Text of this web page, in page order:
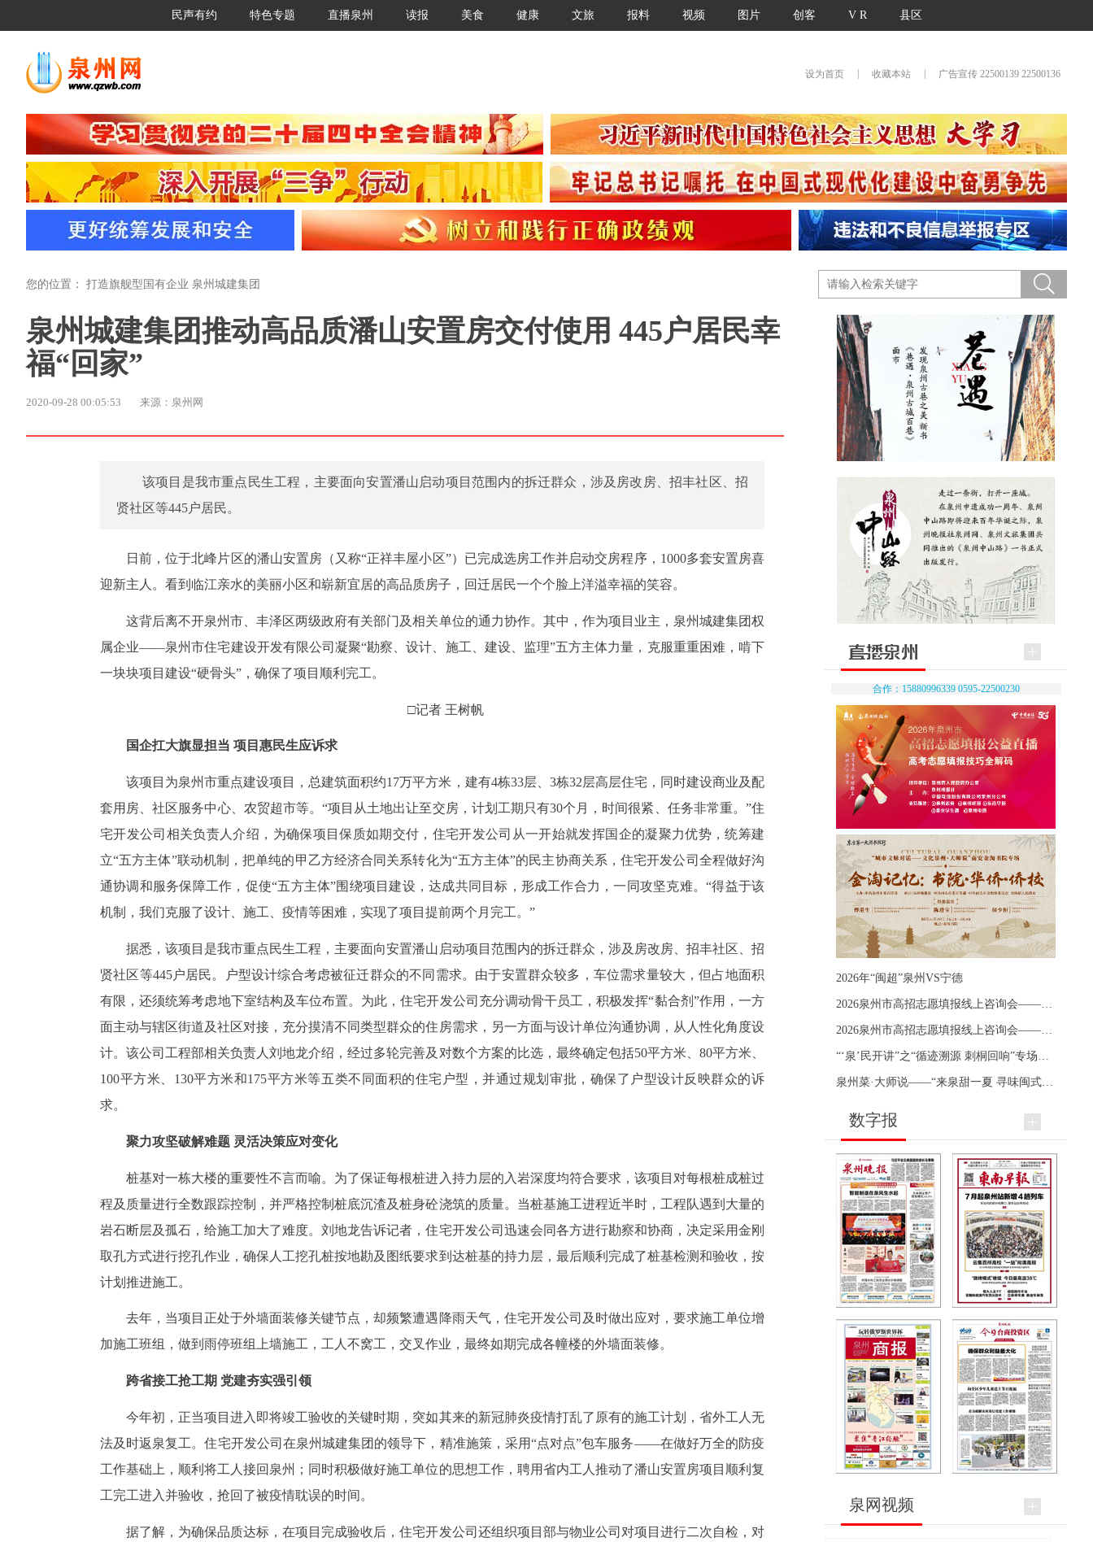
民声有约 特色专题 直播泉州 读报 美食 健康 文旅 报料 视频 图片 创客 V R 县区
设为首页 收藏本站 广告宣传 22500139 22500136
您的位置： 打造旗舰型国有企业 泉州城建集团
泉州城建集团推动高品质潘山安置房交付使用 445户居民幸
福“回家”
2020-09-28 00:05:53 来源：泉州网
该项目是我市重点民生工程，主要面向安置潘山启动项目范围内的拆迁群众，涉及房改房、招丰社区、招
贤社区等445户居民。
日前，位于北峰片区的潘山安置房（又称“正祥丰屋小区”）已完成选房工作并启动交房程序，1000多套安置房喜
迎新主人。看到临江亲水的美丽小区和崭新宜居的高品质房子，回迁居民一个个脸上洋溢幸福的笑容。
这背后离不开泉州市、丰泽区两级政府有关部门及相关单位的通力协作。其中，作为项目业主，泉州城建集团权
属企业——泉州市住宅建设开发有限公司凝聚“勘察、设计、施工、建设、监理”五方主体力量，克服重重困难，啃下
一块块项目建设“硬骨头”，确保了项目顺利完工。
□记者 王树帆
国企扛大旗显担当 项目惠民生应诉求
该项目为泉州市重点建设项目，总建筑面积约17万平方米，建有4栋33层、3栋32层高层住宅，同时建设商业及配
套用房、社区服务中心、农贸超市等。“项目从土地出让至交房，计划工期只有30个月，时间很紧、任务非常重。”住
宅开发公司相关负责人介绍，为确保项目保质如期交付，住宅开发公司从一开始就发挥国企的凝聚力优势，统筹建
立“五方主体”联动机制，把单纯的甲乙方经济合同关系转化为“五方主体”的民主协商关系，住宅开发公司全程做好沟
通协调和服务保障工作，促使“五方主体”围绕项目建设，达成共同目标，形成工作合力，一同攻坚克难。“得益于该
机制，我们克服了设计、施工、疫情等困难，实现了项目提前两个月完工。”
据悉，该项目是我市重点民生工程，主要面向安置潘山启动项目范围内的拆迁群众，涉及房改房、招丰社区、招
贤社区等445户居民。户型设计综合考虑被征迁群众的不同需求。由于安置群众较多，车位需求量较大，但占地面积
有限，还须统筹考虑地下室结构及车位布置。为此，住宅开发公司充分调动骨干员工，积极发挥“黏合剂”作用，一方
面主动与辖区街道及社区对接，充分摸清不同类型群众的住房需求，另一方面与设计单位沟通协调，从人性化角度设
计。该公司工程部相关负责人刘地龙介绍，经过多轮完善及对数个方案的比选，最终确定包括50平方米、80平方米、
100平方米、130平方米和175平方米等五类不同面积的住宅户型，并通过规划审批，确保了户型设计反映群众的诉
求。
聚力攻坚破解难题 灵活决策应对变化
桩基对一栋大楼的重要性不言而喻。为了保证每根桩进入持力层的入岩深度均符合要求，该项目对每根桩成桩过
程及质量进行全数跟踪控制，并严格控制桩底沉渣及桩身砼浇筑的质量。当桩基施工进程近半时，工程队遇到大量的
岩石断层及孤石，给施工加大了难度。刘地龙告诉记者，住宅开发公司迅速会同各方进行勘察和协商，决定采用金刚
取孔方式进行挖孔作业，确保人工挖孔桩按地勘及图纸要求到达桩基的持力层，最后顺利完成了桩基检测和验收，按
计划推进施工。
去年，当项目正处于外墙面装修关键节点，却频繁遭遇降雨天气，住宅开发公司及时做出应对，要求施工单位增
加施工班组，做到雨停班组上墙施工，工人不窝工，交叉作业，最终如期完成各幢楼的外墙面装修。
跨省接工抢工期 党建夯实强引领
今年初，正当项目进入即将竣工验收的关键时期，突如其来的新冠肺炎疫情打乱了原有的施工计划，省外工人无
法及时返泉复工。住宅开发公司在泉州城建集团的领导下，精准施策，采用“点对点”包车服务——在做好万全的防疫
工作基础上，顺利将工人接回泉州；同时积极做好施工单位的思想工作，聘用省内工人推动了潘山安置房项目顺利复
工完工进入并验收，抢回了被疫情耽误的时间。
据了解，为确保品质达标，在项目完成验收后，住宅开发公司还组织项目部与物业公司对项目进行二次自检，对
合作：15880996339 0595-22500230
2026年“闽超”泉州VS宁德
数字报
泉网视频